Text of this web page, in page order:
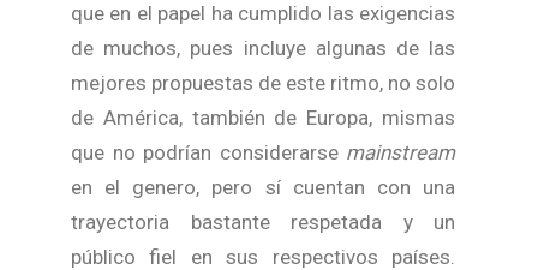
que en el papel ha cumplido las exigencias
de muchos, pues incluye algunas de las
mejores propuestas de este ritmo, no solo
de América, también de Europa, mismas
que no podrían considerarse mainstream
en el genero, pero sí cuentan con una
trayectoria bastante respetada y un
público fiel en sus respectivos países.